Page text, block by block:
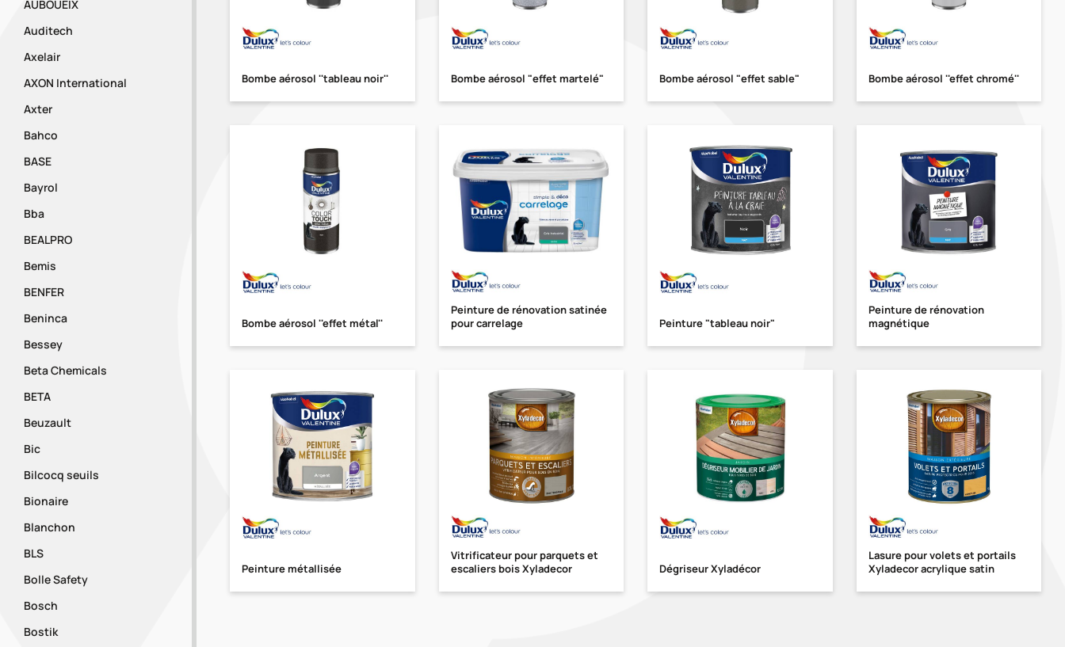
AUBOUEIX
Auditech
Axelair
AXON International
Axter
Bahco
BASE
Bayrol
Bba
BEALPRO
Bemis
BENFER
Beninca
Bessey
Beta Chemicals
BETA
Beuzault
Bic
Bilcocq seuils
Bionaire
Blanchon
BLS
Bolle Safety
Bosch
Bostik
Bombe aérosol ''tableau noir'' Bombe aérosol "effet martelé" Bombe aérosol "effet sable" Bombe aérosol ''effet chromé''
Bombe aérosol ''effet métal''
Peinture de rénovation satinée
pour carrelage
Peinture "tableau noir"
Peinture de rénovation
magnétique
Peinture métallisée
Vitrificateur pour parquets et
escaliers bois Xyladecor
Dégriseur Xyladécor
Lasure pour volets et portails
Xyladecor acrylique satin